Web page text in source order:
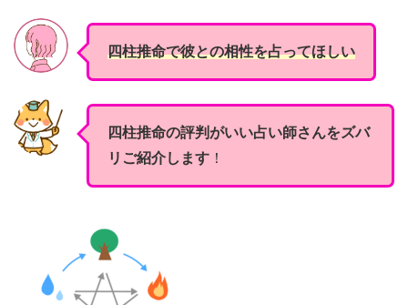
四柱推命で彼との相性を占ってほしい
四柱推命の評判がいい占い師さんをズバ
リご紹介します ！